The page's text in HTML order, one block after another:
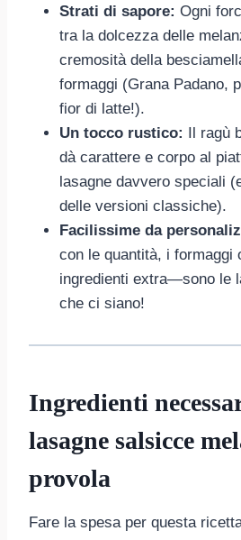
Strati di sapore: Ogni
tra la dolcezza delle
cremosità della
formaggi (Grana Padano,
fior di latte!).
Un tocco rustico: Il ragù
dà carattere e corpo al
lasagne davvero speciali
delle versioni classiche).
Facilissime da
con le quantità, i formaggi
ingredienti extra—sono le
che ci siano!
Ingredienti
lasagne salsicce
provola
Fare la spesa per questa